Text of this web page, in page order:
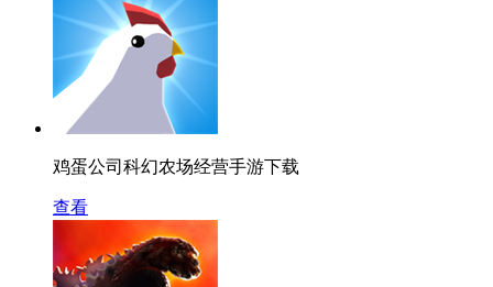
鸡蛋公司科幻农场经营手游下载
查看